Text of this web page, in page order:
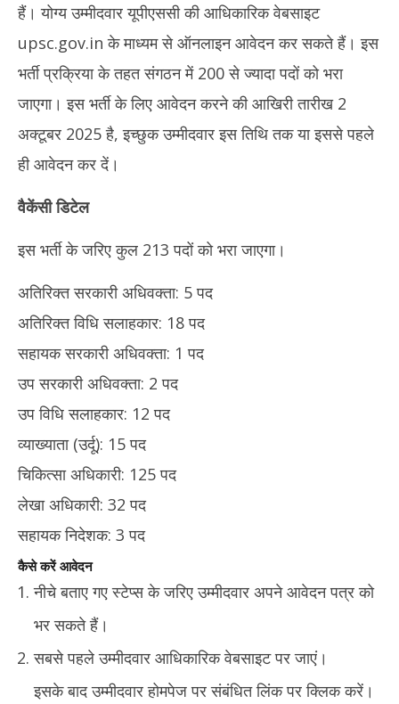
NOW VIEWING
UPSC ने मेडिकल ऑफिसर व लेक्चरर समेत अन्य कई पदों पर निकाली बंपर भर्ती,
यहां पढ़ें जरूरी डिटेल्स
September
13, 2025
हैं। योग्य उम्मीदवार यूपीएससी की आधिकारिक वेबसाइट
upsc.gov.in के माध्यम से ऑनलाइन आवेदन कर सकते हैं। इस
भर्ती प्रक्रिया के तहत संगठन में 200 से ज्यादा पदों को भरा
जाएगा। इस भर्ती के लिए आवेदन करने की आखिरी तारीख 2
अक्टूबर 2025 है, इच्छुक उम्मीदवार इस तिथि तक या इससे पहले
ही आवेदन कर दें।
वैकेंसी डिटेल
इस भर्ती के जरिए कुल 213 पदों को भरा जाएगा।
अतिरिक्त सरकारी अधिवक्ता: 5 पद
अतिरिक्त विधि सलाहकार: 18 पद
सहायक सरकारी अधिवक्ता: 1 पद
उप सरकारी अधिवक्ता: 2 पद
उप विधि सलाहकार: 12 पद
व्याख्याता (उर्दू): 15 पद
चिकित्सा अधिकारी: 125 पद
लेखा अधिकारी: 32 पद
सहायक निदेशक: 3 पद
कैसे करें आवेदन
नीचे बताए गए स्टेप्स के जरिए उम्मीदवार अपने आवेदन पत्र को
भर सकते हैं।
सबसे पहले उम्मीदवार आधिकारिक वेबसाइट पर जाएं।
इसके बाद उम्मीदवार होमपेज पर संबंधित लिंक पर क्लिक करें।